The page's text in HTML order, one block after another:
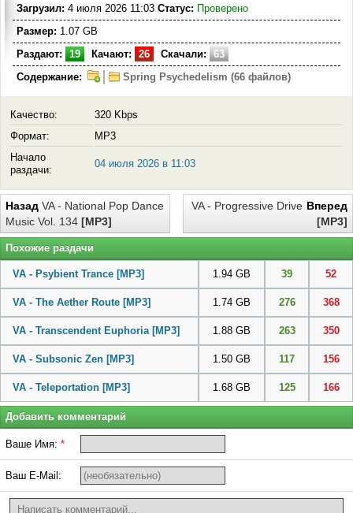
Загрузил: 4 июля 2026 11:03 Статус: Проверено
Размер: 1.07 GB
Раздают:
19 Качают: 26 Скачали:
63
Содержание:
Spring Psychedelism (66 файлов)
Качество:
320 Kbps
Формат:
MP3
Начало
раздачи:
04 июля 2026 в 11:03
Назад VA - National Pop Dance
Music Vol. 134 [MP3]
Вперед
VA - Progressive Drive
[MP3]
Похожие раздачи
VA - Psybient Trance [MP3] 1.94 GB 39 52
VA - The Aether Route [MP3] 1.74 GB 276 368
VA - Transcendent Euphoria [MP3] 1.88 GB 263 350
VA - Subsonic Zen [MP3] 1.50 GB 117 156
VA - Teleportation [MP3] 1.68 GB 125 166
Добавить комментарий
Ваше Имя: *
Ваш E-Mail: